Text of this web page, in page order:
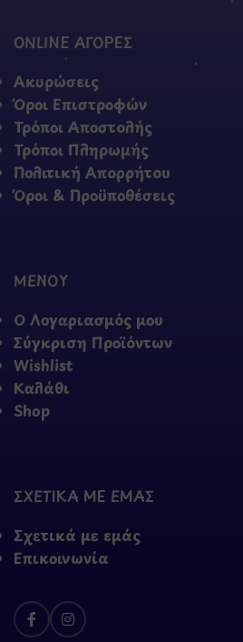
ONLINE ΑΓΟΡΕΣ
Ακυρώσεις
Όροι Επιστροφών
Τρόποι Αποστολής
Τρόποι Πληρωμής
Πολιτική Απορρήτου
Όροι & Προϋποθέσεις
ΜΕΝΟΥ
Ο Λογαριασμός μου
Σύγκριση Προϊόντων
Wishlist
Καλάθι
Shop
ΣΧΕΤΙΚΑ ΜΕ ΕΜΑΣ
Σχετικά με εμάς
Επικοινωνία